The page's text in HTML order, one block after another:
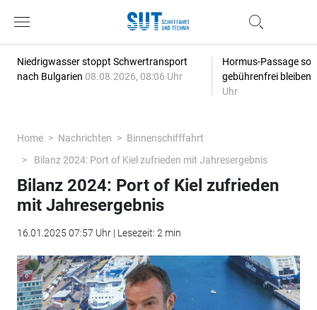
Niedrigwasser stoppt Schwertransport
nach Bulgarien 08.08.2026, 08:06 Uhr
Hormus-Passage
gebührenfrei bleiben
Uhr
Home Nachrichten
Binnenschifffahrt
Bilanz 2024: Port of Kiel zufrieden mit Jahresergebnis
Bilanz 2024: Port of Kiel zufrieden
mit Jahresergebnis
16.01.2025 07:57 Uhr | Lesezeit: 2 min